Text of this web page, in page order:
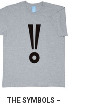
THE SYMBOLS –